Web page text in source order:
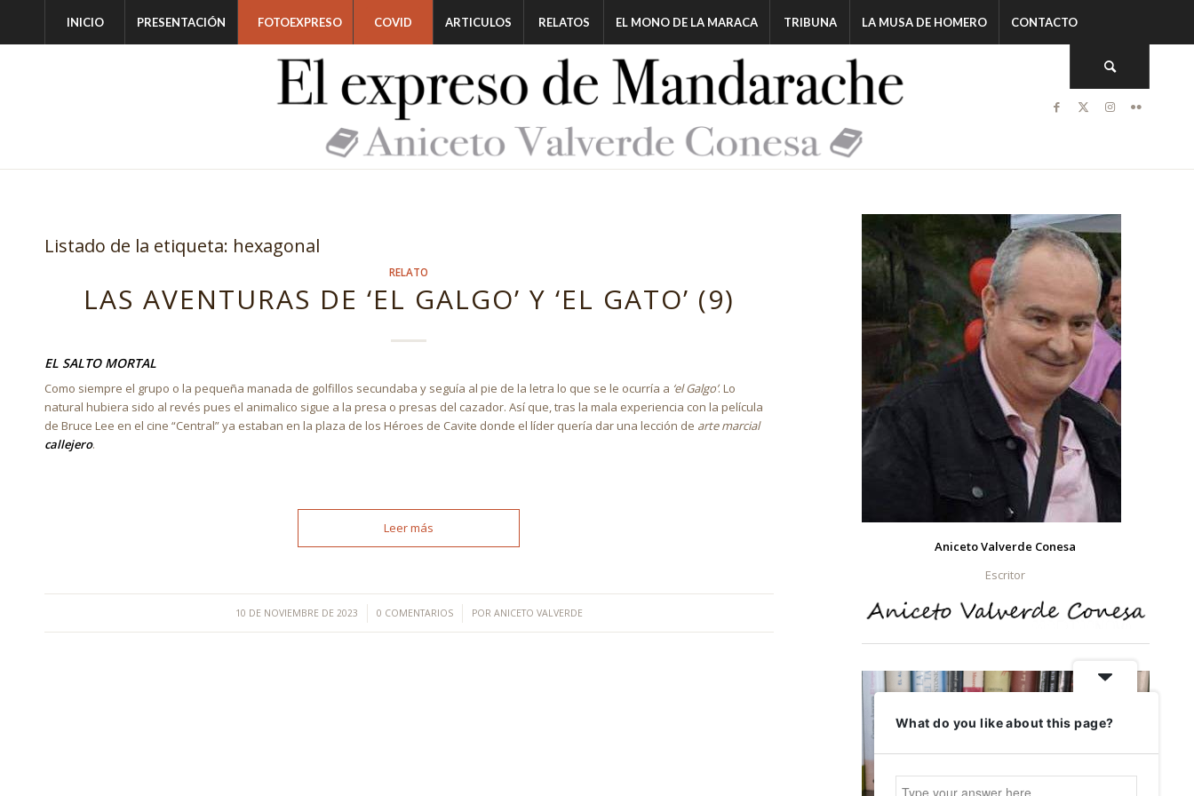
INICIO PRESENTACIÓN FOTOEXPRESO COVID ARTICULOS RELATOS EL MONO DE LA MARACA TRIBUNA LA MUSA DE HOMERO CONTACTO
Listado de la etiqueta: hexagonal
RELATO
LAS AVENTURAS DE ‘EL GALGO’ Y ‘EL GATO’ (9)
EL SALTO MORTAL
Como siempre el grupo o la pequeña manada de golfillos secundaba y seguía al pie de la letra lo que se le ocurría a ‘el Galgo’. Lo
natural hubiera sido al revés pues el animalico sigue a la presa o presas del cazador. Así que, tras la mala experiencia con la película
de Bruce Lee en el cine “Central” ya estaban en la plaza de los Héroes de Cavite donde el líder quería dar una lección de arte marcial
callejero.
Leer más
10 DE NOVIEMBRE DE 2023
/ 0 COMENTARIOS
/ POR ANICETO VALVERDE
Aniceto Valverde Conesa
Escritor
What do you like about this page?